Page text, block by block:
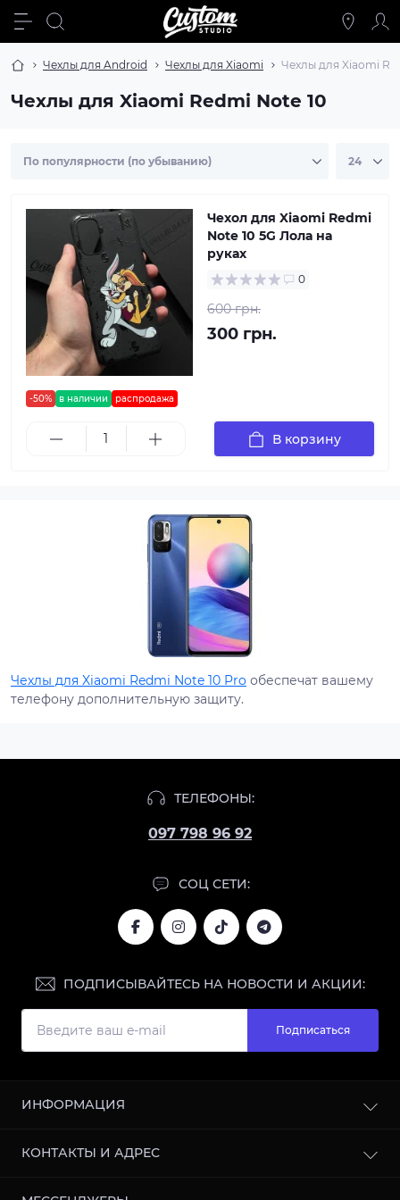
Чехлы для Android Чехлы для Xiaomi Чехлы для Xiaomi
Чехлы для Xiaomi Redmi Note 10
-50% в наличии распродажа
Чехол для Xiaomi Redmi
Note 10 5G Лола на
руках
0
600 грн.
300 грн.
В корзину
Чехлы для Xiaomi Redmi Note 10 Pro обеспечат вашему
телефону дополнительную защиту.
ТЕЛЕФОНЫ:
097 798 96 92
СОЦ СЕТИ:
ПОДПИСЫВАЙТЕСЬ НА НОВОСТИ И АКЦИИ:
Подписаться
ИНФОРМАЦИЯ
Отзывы
КОНТАКТЫ И АДРЕС